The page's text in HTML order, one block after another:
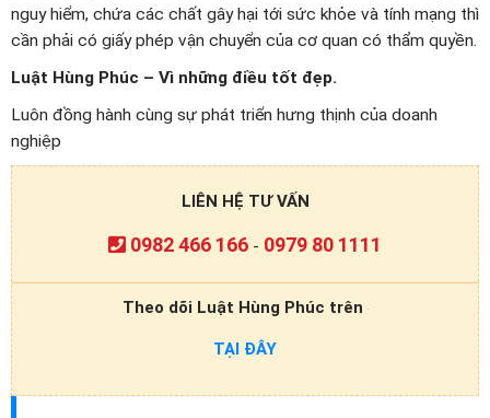
nguy hiểm, chứa các chất gây hại tới sức khỏe và tính mạng thì
cần phải có giấy phép vận chuyển của cơ quan có thẩm quyền.
Luật Hùng Phúc – Vì những điều tốt đẹp.
Luôn đồng hành cùng sự phát triển hưng thịnh của doanh
nghiệp
LIÊN HỆ TƯ VẤN
0982 466 166 - 0979 80 1111
Theo dõi Luật Hùng Phúc trên
TẠI ĐÂY